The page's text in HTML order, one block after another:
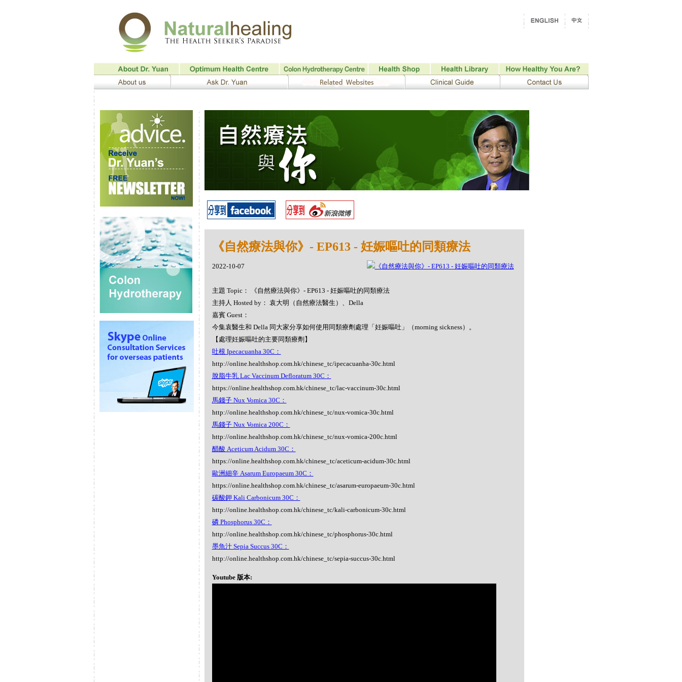
《自然療法與你》- EP613 - 妊娠嘔吐的同類療法
2022-10-07
主題 Topic： 《自然療法與你》- EP613 - 妊娠嘔吐的同類療法
主持人 Hosted by： 袁大明（自然療法醫生）、Della
嘉賓 Guest：
今集袁醫生和 Della 同大家分享如何使用同類療劑處理「妊娠嘔吐」（morning sickness）。
【處理妊娠嘔吐的主要同類療劑】
吐根 Ipecacuanha 30C：
http://online.healthshop.com.hk/chinese_tc/ipecacuanha-30c.html
脫脂牛乳 Lac Vaccinum Defloratum 30C：
https://online.healthshop.com.hk/chinese_tc/lac-vaccinum-30c.html
馬錢子 Nux Vomica 30C：
http://online.healthshop.com.hk/chinese_tc/nux-vomica-30c.html
馬錢子 Nux Vomica 200C：
http://online.healthshop.com.hk/chinese_tc/nux-vomica-200c.html
醋酸 Aceticum Acidum 30C：
https://online.healthshop.com.hk/chinese_tc/aceticum-acidum-30c.html
歐洲細辛 Asarum Europaeum 30C：
https://online.healthshop.com.hk/chinese_tc/asarum-europaeum-30c.html
碳酸鉀 Kali Carbonicum 30C：
http://online.healthshop.com.hk/chinese_tc/kali-carbonicum-30c.html
磷 Phosphorus 30C：
http://online.healthshop.com.hk/chinese_tc/phosphorus-30c.html
墨魚汁 Sepia Succus 30C：
http://online.healthshop.com.hk/chinese_tc/sepia-succus-30c.html
Youtube 版本: